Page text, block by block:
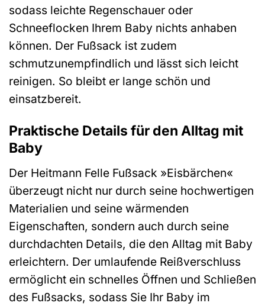
sodass leichte Regenschauer oder
Schneeflocken Ihrem Baby nichts anhaben
können. Der Fußsack ist zudem
schmutzunempfindlich und lässt sich leicht
reinigen. So bleibt er lange schön und
einsatzbereit.
Praktische Details für den Alltag mit
Baby
Der Heitmann Felle Fußsack »Eisbärchen«
überzeugt nicht nur durch seine hochwertigen
Materialien und seine wärmenden
Eigenschaften, sondern auch durch seine
durchdachten Details, die den Alltag mit Baby
erleichtern. Der umlaufende Reißverschluss
ermöglicht ein schnelles Öffnen und Schließen
des Fußsacks, sodass Sie Ihr Baby im